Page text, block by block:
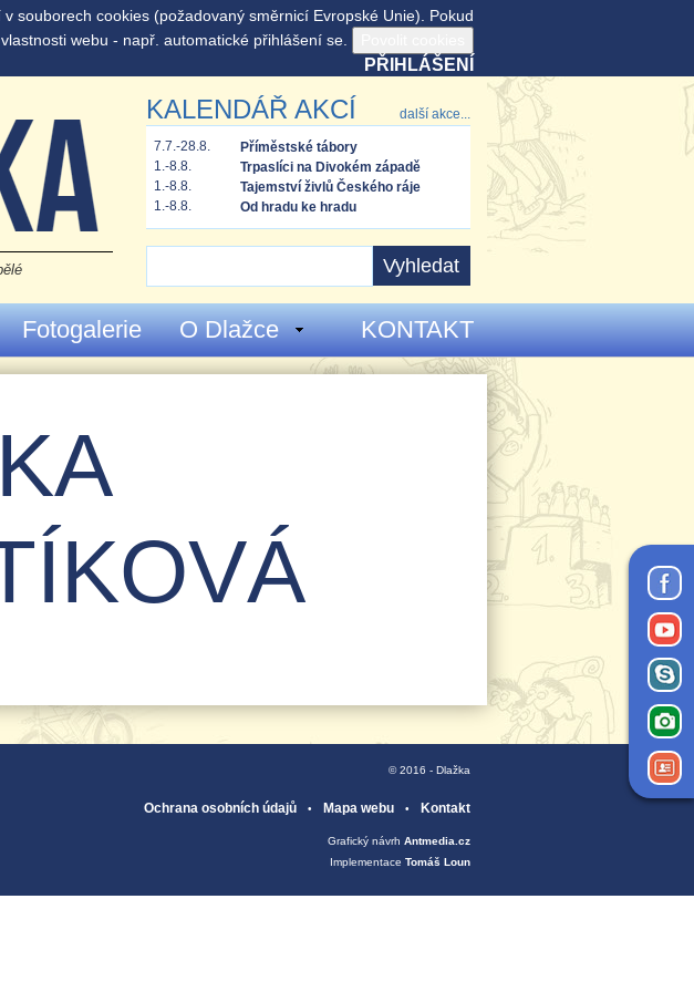
souborech cookies (požadovaný směrnicí Evropské Unie). Pokud
webu - např. automatické přihlášení se.
PŘIHLÁŠENÍ
KALENDÁŘ AKCÍ další akce...
7.7.-28.8.
Příměstské tábory
1.-8.8.
Trpaslíci na Divokém západě
1.-8.8.
Tajemství živlů Českého ráje
1.-8.8.
Od hradu ke hradu
Fotogalerie O Dlažce KONTAKT
© 2016 - Dlažka
Ochrana osobních údajů Mapa webu Kontakt
Grafický návrh Antmedia.cz
Implementace Tomáš Loun